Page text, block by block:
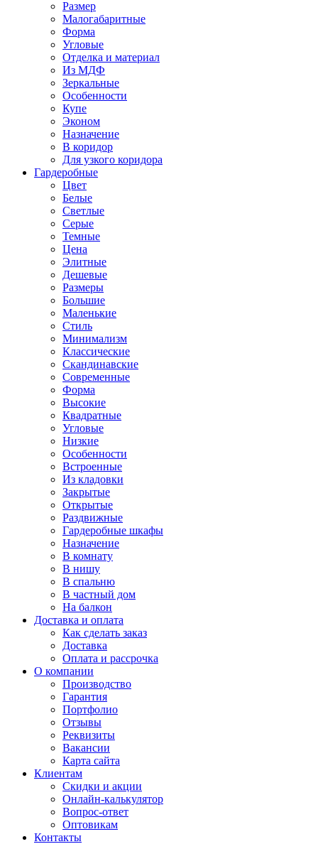
Размер
Малогабаритные
Форма
Угловые
Отделка и материал
Из МДФ
Зеркальные
Особенности
Купе
Эконом
Назначение
В коридор
Для узкого коридора
Гардеробные
Цвет
Белые
Светлые
Серые
Темные
Цена
Элитные
Дешевые
Размеры
Большие
Маленькие
Стиль
Минимализм
Классические
Скандинавские
Современные
Форма
Высокие
Квадратные
Угловые
Низкие
Особенности
Встроенные
Из кладовки
Закрытые
Открытые
Раздвижные
Гардеробные шкафы
Назначение
В комнату
В нишу
В спальню
В частный дом
На балкон
Доставка и оплата
Как сделать заказ
Доставка
Оплата и рассрочка
О компании
Производство
Гарантия
Портфолио
Отзывы
Реквизиты
Вакансии
Карта сайта
Клиентам
Скидки и акции
Онлайн-калькулятор
Вопрос-ответ
Оптовикам
Контакты